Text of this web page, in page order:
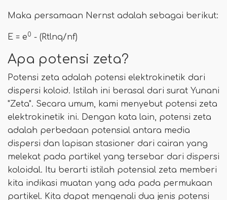
Maka persamaan Nernst adalah sebagai berikut:
E = e0 - (Rtlnq/nf)
Apa potensi zeta?
Potensi zeta adalah potensi elektrokinetik dari
dispersi koloid. Istilah ini berasal dari surat Yunani
"Zeta". Secara umum, kami menyebut potensi zeta
elektrokinetik ini. Dengan kata lain, potensi zeta
adalah perbedaan potensial antara media
dispersi dan lapisan stasioner dari cairan yang
melekat pada partikel yang tersebar dari dispersi
koloidal. Itu berarti istilah potensial zeta memberi
kita indikasi muatan yang ada pada permukaan
partikel. Kita dapat mengenali dua jenis potensi